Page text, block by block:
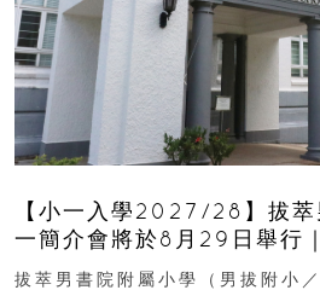
【小一入學2027/28】拔
一簡介會將於8月29日舉行
｜更設有網上重溫
拔萃男書院附屬小學（男拔附小